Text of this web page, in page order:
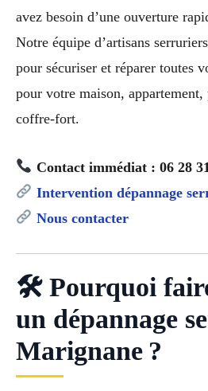
avez besoin d’une ouverture
Notre équipe d’artisans
pour sécuriser et réparer toutes
pour votre maison,
coffre-fort.
Contact immédiat : 06 28
Intervention dépannage
Nous contacter
🛠 Pourquoi
un dépannage
Marignane ?